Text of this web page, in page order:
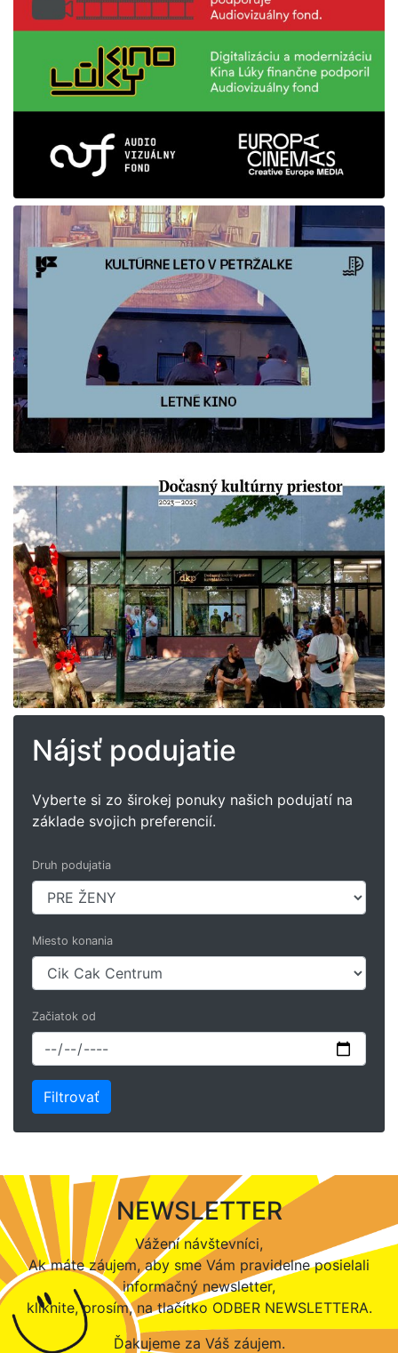
Nájsť podujatie
Vyberte si zo širokej ponuky našich podujatí na
základe svojich preferencií.
Druh podujatia
Miesto konania
Začiatok od
NEWSLETTER
Vážení návštevníci,
Ak máte záujem, aby sme Vám pravidelne posielali
informačný newsletter,
kliknite, prosím, na tlačítko ODBER NEWSLETTERA.
Ďakujeme za Váš záujem.